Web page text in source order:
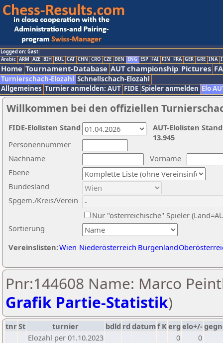
Logged on: Gast
Arabic ARM AZE BIH BUL CAT CHN CRO CZE DEN ENG ESP FAI FIN FRA GER GRE INA
Home Tournament-Database AUT championship Pictures
Turnierschach-Elozahl Schnellschach-Elozahl
Allgemeines Turnier anmelden: AUT FIDE Spieler anmelden Elo
Willkommen bei den offiziellen
Nachname
Vorname
Ebene
Sortierung
Personennummer
Bundesland
Spgem./Kreis/Verein
Nur "österreichische" Spieler
Vereinslisten:Wien Niederösterreich Burgenland
AUT-Elolisten
13.945
FIDE-Elolisten Stand
Pnr:144608 Name: Marco
Grafik Partie-Statistik)
tnrSt turnier bdld rd datumf Kerg elo+/-
Elozahl per 01.10.2023
0
0